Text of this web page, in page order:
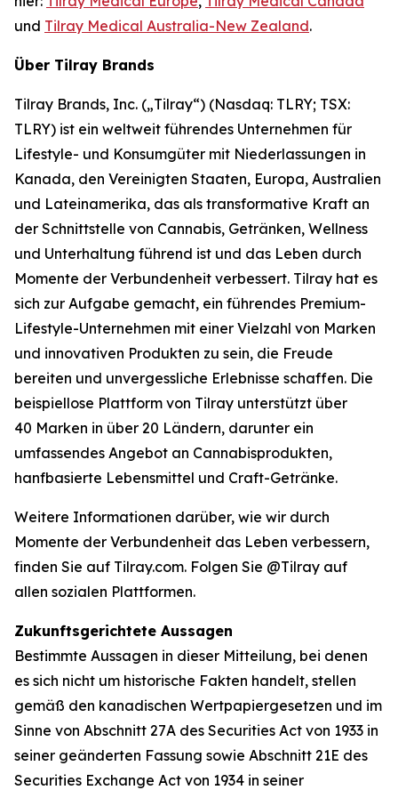
und Tilray Medical Australia-New Zealand.
Über Tilray Brands
Tilray Brands, Inc. („Tilray“) (Nasdaq: TLRY; TSX:
TLRY) ist ein weltweit führendes Unternehmen für
Lifestyle- und Konsumgüter mit Niederlassungen in
Kanada, den Vereinigten Staaten, Europa, Australien
und Lateinamerika, das als transformative Kraft an
der Schnittstelle von Cannabis, Getränken, Wellness
und Unterhaltung führend ist und das Leben durch
Momente der Verbundenheit verbessert. Tilray hat es
sich zur Aufgabe gemacht, ein führendes Premium-
Lifestyle-Unternehmen mit einer Vielzahl von Marken
und innovativen Produkten zu sein, die Freude
bereiten und unvergessliche Erlebnisse schaffen. Die
beispiellose Plattform von Tilray unterstützt über
40 Marken in über 20 Ländern, darunter ein
umfassendes Angebot an Cannabisprodukten,
hanfbasierte Lebensmittel und Craft-Getränke.
Weitere Informationen darüber, wie wir durch
Momente der Verbundenheit das Leben verbessern,
finden Sie auf Tilray.com. Folgen Sie @Tilray auf
allen sozialen Plattformen.
Zukunftsgerichtete Aussagen
Bestimmte Aussagen in dieser Mitteilung, bei denen
es sich nicht um historische Fakten handelt, stellen
gemäß den kanadischen Wertpapiergesetzen und im
Sinne von Abschnitt 27A des Securities Act von 1933 in
seiner geänderten Fassung sowie Abschnitt 21E des
Securities Exchange Act von 1934 in seiner